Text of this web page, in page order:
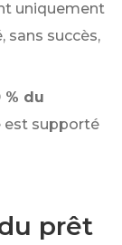
uniquement
sans succès,
du
est supporté
prêt